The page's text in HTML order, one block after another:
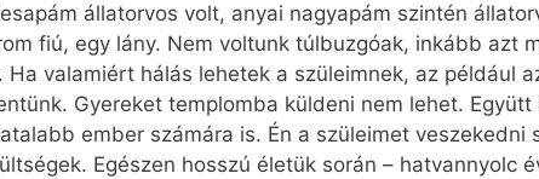
állatorvos volt, anyai nagyapám szintén
fiú, egy lány. Nem voltunk túlbuzgóak, inkább azt
valamiért hálás lehetek a szüleimnek, az például
Gyereket templomba küldeni nem lehet. Együtt
ember számára is. Én a szüleimet veszekedni
Egészen hosszú életük során – hatvannyolc